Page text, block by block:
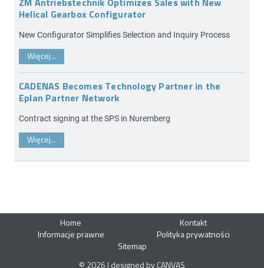
Helical Gearbox Configurator
New Configurator Simplifies Selection and Inquiry Process
Więcej...
CADENAS Becomes Technology Partner in the
Eplan Partner Network
Contract signing at the SPS in Nuremberg
Więcej...
Home
Kontakt
Informacje prawne
Polityka prywatności
Sitemap
© 2026 | designed by CANVAS